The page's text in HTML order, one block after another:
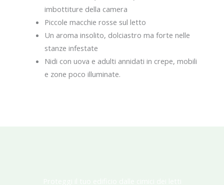
imbottiture della camera
Piccole macchie rosse sul letto
Un aroma insolito, dolciastro ma forte nelle
stanze infestate
Nidi con uova e adulti annidati in crepe, mobili
e zone poco illuminate.